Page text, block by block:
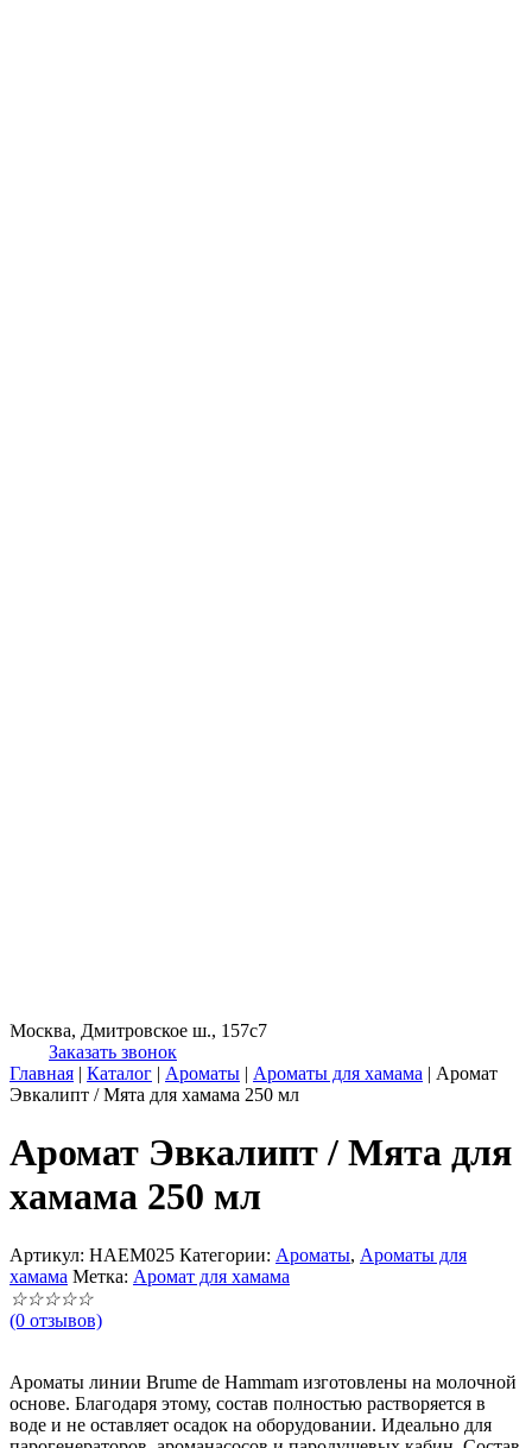
Москва, Дмитровское ш., 157с7
Заказать звонок
Главная | Каталог | Ароматы | Ароматы для хамама | Аромат
Эвкалипт / Мята для хамама 250 мл
Аромат Эвкалипт / Мята для
хамама 250 мл
Артикул: HAEM025 Категории: Ароматы, Ароматы для
хамама Метка: Аромат для хамама
☆☆☆☆☆
(0 отзывов)
Ароматы линии Brume de Hammam изготовлены на молочной
основе. Благодаря этому, состав полностью растворяется в
воде и не оставляет осадок на оборудовании. Идеально для